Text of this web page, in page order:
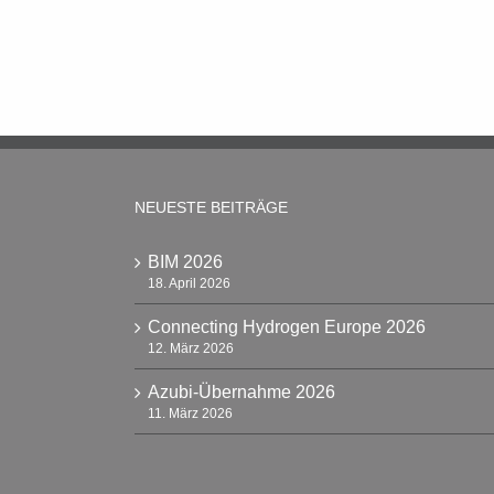
NEUESTE BEITRÄGE
BIM 2026
18. April 2026
Connecting Hydrogen Europe 2026
12. März 2026
Azubi-Übernahme 2026
11. März 2026